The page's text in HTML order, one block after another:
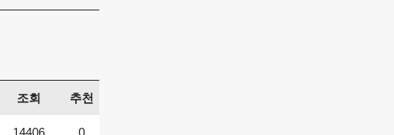
조회 추천
14406 0